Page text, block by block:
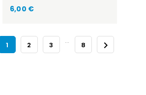
6,00 €
1 2 3 … 8 